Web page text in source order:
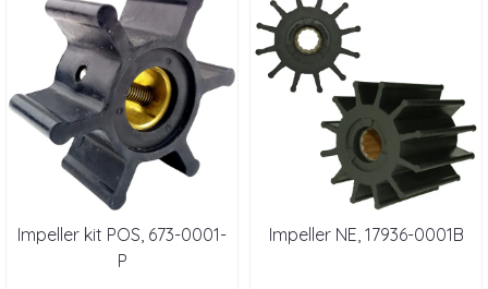
Impeller kit POS, 673-0001-
P
Impeller NE, 17936-0001B